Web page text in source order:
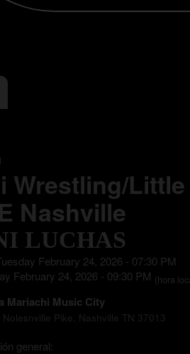
Wrestling/Little
Nashville
LUCHAS
February 24, 2026 - 07:30 PM
February 24, 2026 - 09:30 PM (hora
Mariachi Music City
Nolesnville Pike, Nashville TN 37013
general: